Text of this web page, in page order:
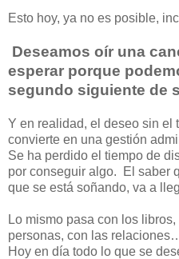
Esto hoy, ya no es posible,
Deseamos oír una
esperar porque
segundo siguiente de
Y en realidad, el deseo sin el
convierte en una gestión
Se ha perdido el tiempo de
por conseguir algo. El saber
que se está soñando, va a
Lo mismo pasa con los
personas, con las
Hoy en día todo lo que se